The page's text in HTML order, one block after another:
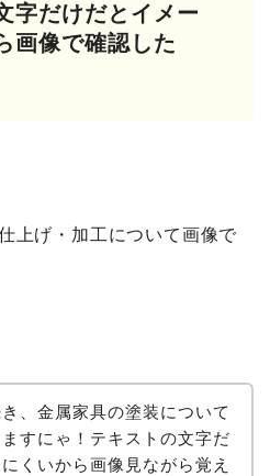
字だけだとイメー
画像で確認した
上げ・加工について画像で
、金属家具の塗装について
すにゃ！テキストの文字だ
くいから画像見ながら覚え